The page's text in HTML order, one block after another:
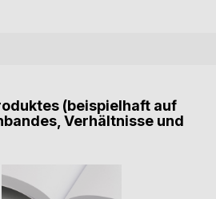
(beispielhaft auf
Verhältnisse und